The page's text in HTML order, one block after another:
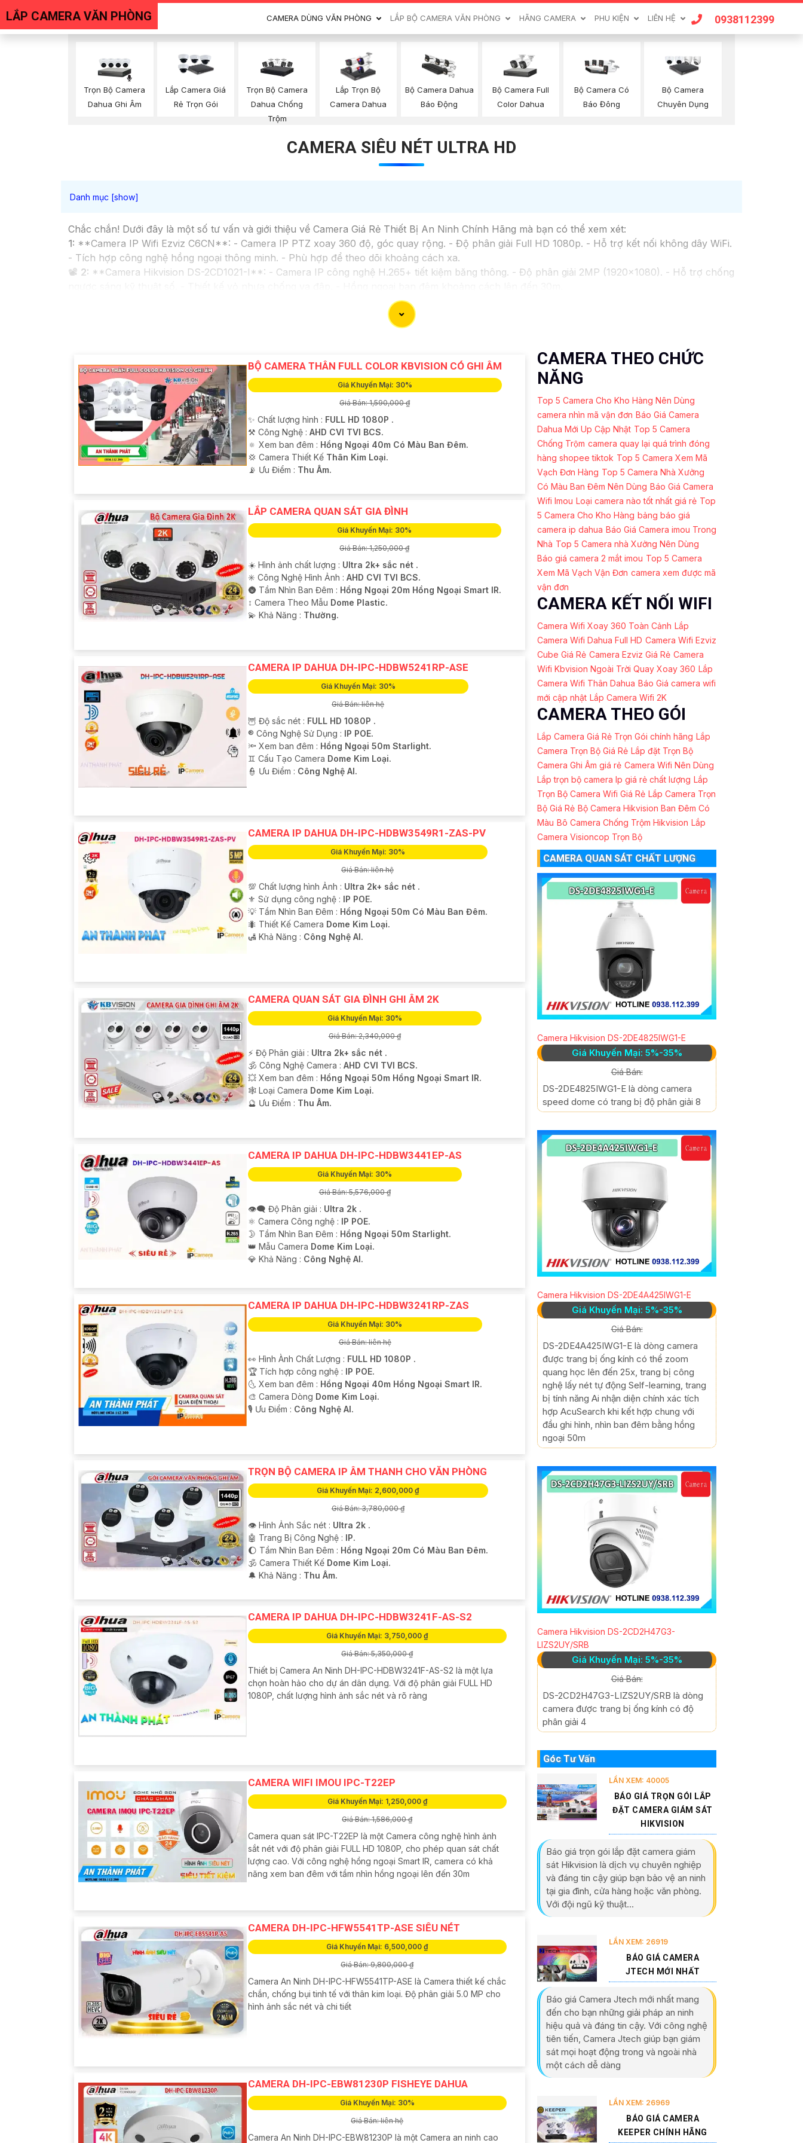
LẮP CAMERA VĂN PHÒNG CAMERA DÙNG VĂN PHÒNG LẮP BỘ CAMERA VĂN PHÒNG HÃNG CAMERA PHU KIỆN LIÊN HỆ 0938112399
Trọn Bộ Camera
Dahua Ghi Âm
Lắp Camera Giá
Rẻ Trọn Gói
Trọn Bộ Camera
Dahua Chống
Trộm
Lắp Trọn Bộ
Camera Dahua
Bộ Camera Dahua
Báo Động
Bộ Camera Full
Color Dahua
Bộ Camera Có
Báo Đông
Bộ Camera
Chuyên Dụng
CAMERA SIÊU NÉT ULTRA HD
Chắc chắn! Dưới đây là một số tư vấn và giới thiệu về Camera Giá Rẻ Thiết Bị An Ninh Chính Hãng mà bạn có thể xem xét:
1: **Camera IP Wifi Ezviz C6CN**: - Camera IP PTZ xoay 360 độ, góc quay rộng. - Độ phân giải Full HD 1080p. - Hỗ trợ kết nối không dây WiFi.
- Tích hợp công nghệ hồng ngoại thông minh. - Phù hợp để theo dõi khoảng cách xa.
📽 2: **Camera Hikvision DS-2CD1021-I**: - Camera IP công nghệ H.265+ tiết kiệm băng thông. - Độ phân giải 2MP (1920x1080). - Hỗ trợ chống
**Camera Dahua HDCVI HAC-HFW1200T**: - Camera HDCVI 2MP hỗ trợ chất lượng hình ảnh cao. - Lens cố định 3.6mm. - Tầm quan sát
hồng ngoại lên đến 20m. - Chống ngược sáng Digital WDR, cân bằng sáng, chống nhiễu 3D. - Giá phải chăng với chất lượng
Nhớ kiểm tra và lựa chọn sản phẩm phù hợp với nhu cầu sử dụng và không gian lắp đặt của bạn. Bạn có thể tham khảo thêm thông tin chi tiết và
BỘ CAMERA THÂN FULL COLOR KBVISION CÓ GHI ÂM
Giá Khuyến Mại: 30%
Giá Bán: 1,590,000 ₫
✨ Chất lượng hình : FULL HD 1080P .
⚒ Công Nghệ : AHD CVI TVI BCS.
🔅 Xem ban đêm : Hồng Ngoại 40m Có Màu Ban Đêm.
💢 Camera Thiết Kế Thân Kim Loại.
️📡 Ưu Điểm : Thu Âm.
LẮP CAMERA QUAN SÁT GIA ĐÌNH
Giá Khuyến Mại: 30%
Giá Bán: 1,250,000 ₫
☀️ Hình ảnh chất lượng : Ultra 2k+ sắc nét .
✳️ Công Nghệ Hình Ảnh : AHD CVI TVI BCS.
🌚 Tầm Nhìn Ban Đêm : Hồng Ngoại 20m Hồng Ngoại Smart IR.
↕️ Camera Theo Mẫu Dome Plastic.
️💫 Khả Năng : Thường.
CAMERA IP DAHUA DH-IPC-HDBW5241RP-ASE
Giá Khuyến Mại: 30%
Giá Bán: liên hệ
🦉 Độ sắc nét : FULL HD 1080P .
®️ Công Nghệ Sử Dụng : IP POE.
🔦 Xem ban đêm : Hồng Ngoại 50m Starlight.
♊ Cấu Tạo Camera Dome Kim Loại.
️👮 Ưu Điểm : Công Nghệ AI.
CAMERA IP DAHUA DH-IPC-HDBW3549R1-ZAS-PV
Giá Khuyến Mại: 30%
Giá Bán: liên hệ
💯 Chất lượng hình Ảnh : Ultra 2k+ sắc nét .
⚜️ Sử dụng công nghệ : IP POE.
💡 Tầm Nhìn Ban Đêm : Hồng Ngoại 50m Có Màu Ban Đêm.
🐜 Thiết Kế Camera Dome Kim Loại.
️🛃 Khả Năng : Công Nghệ AI.
CAMERA QUAN SÁT GIA ĐÌNH GHI ÂM 2K
Giá Khuyến Mại: 30%
Giá Bán: 2,340,000 ₫
️⚡ Độ Phân giải : Ultra 2k+ sắc nét .
🕉️ Công Nghệ Camera : AHD CVI TVI BCS.
💥 Xem ban đêm : Hồng Ngoại 50m Hồng Ngoại Smart IR.
🕸️ Loại Camera Dome Kim Loại.
️🔮 Ưu Điểm : Thu Âm.
CAMERA IP DAHUA DH-IPC-HDBW3441EP-AS
Giá Khuyến Mại: 30%
Giá Bán: 5,576,000 ₫
👁️‍🗨 Độ Phân giải : Ultra 2k .
⚛️ Camera Công nghệ : IP POE.
🌛 Tầm Nhìn Ban Đêm : Hồng Ngoại 50m Starlight.
👑 Mẫu Camera Dome Kim Loại.
️💎 Khả Năng : Công Nghệ AI.
CAMERA IP DAHUA DH-IPC-HDBW3241RP-ZAS
Giá Khuyến Mại: 30%
Giá Bán: liên hệ
️
👀 Hình Ành Chất Lượng : FULL HD 1080P .
🏆 Tích hợp công nghệ : IP POE.
🌜 Xem ban đêm : Hồng Ngoại 40m Hồng Ngoại Smart IR.
🎨 Camera Dòng Dome Kim Loại.
️🎙 Ưu Điểm : Công Nghệ AI.
TRỌN BỘ CAMERA IP ÂM THANH CHO VĂN PHÒNG
Giá Khuyến Mại: 2,600,000 ₫
Giá Bán: 3,780,000 ₫
👁 Hình Ảnh Sắc nét : Ultra 2k .
🤖️ Trang Bị Công Nghệ : IP.
🌔 Tầm Nhìn Ban Đêm : Hồng Ngoại 20m Có Màu Ban Đêm.
🕉️ Camera Thiết Kế Dome Kim Loại.
️🔔 Khả Năng : Thu Âm.
CAMERA IP DAHUA DH-IPC-HDBW3241F-AS-S2
Giá Khuyến Mại: 3,750,000 ₫
Giá Bán: 5,350,000 ₫
Thiết bị Camera An Ninh DH-IPC-HDBW3241F-AS-S2 là một lựa
chọn hoàn hảo cho dự án dân dụng. Với độ phân giải FULL HD
1080P, chất lượng hình ảnh sắc nét và rõ ràng
CAMERA WIFI IMOU IPC-T22EP
Giá Khuyến Mại: 1,250,000 ₫
Giá Bán: 1,586,000 ₫
Camera quan sát IPC-T22EP là một Camera công nghệ hình ảnh
sắt nét với độ phân giải FULL HD 1080P, cho phép quan sát chất
lượng cao. Với công nghệ hồng ngoại Smart IR, camera có khả
năng xem ban đêm với tầm nhìn hồng ngoại lên đến 30m
CAMERA DH-IPC-HFW5541TP-ASE SIÊU NÉT
Giá Khuyến Mại: 6,500,000 ₫
Giá Bán: 9,800,000 ₫
Camera An Ninh DH-IPC-HFW5541TP-ASE là Camera thiết kế chắc
chắn, chống bụi tinh tế với thân kim loại. Độ phân giải 5.0 MP cho
hình ảnh sắc nét và chi tiết
CAMERA DH-IPC-EBW81230P FISHEYE DAHUA
Giá Khuyến Mại: 30%
Giá Bán: liên hệ
Camera An Ninh DH-IPC-EBW81230P là một Camera an ninh cao
CAMERA THEO CHỨC
NĂNG
Top 5 Camera Cho Kho Hàng Nên Dùng
camera nhìn mã vận đơn Báo Giá Camera
Dahua Mới Up Cập Nhật Top 5 Camera
Chống Trộm camera quay lại quá trình đóng
hàng shopee tiktok Top 5 Camera Xem Mã
Vạch Đơn Hàng Top 5 Camera Nhà Xưởng
Có Màu Ban Đêm Nên Dùng Báo Giá Camera
Wifi Imou Loại camera nào tốt nhất giá rẻ Top
5 Camera Cho Kho Hàng bảng báo giá
camera ip dahua Báo Giá Camera imou Trong
Nhà Top 5 Camera nhà Xưởng Nên Dùng
Báo giá camera 2 mắt imou Top 5 Camera
Xem Mã Vạch Vận Đơn camera xem được mã
vận đơn
CAMERA KẾT NỐI WIFI
Camera Wifi Xoay 360 Toàn Cảnh Lắp
Camera Wifi Dahua Full HD Camera Wifi Ezviz
Cube Giá Rẻ Camera Ezviz Giá Rẻ Camera
Wifi Kbvision Ngoài Trời Quay Xoay 360 Lắp
Camera Wifi Thân Dahua Báo Giá camera wifi
mới cập nhật Lắp Camera Wifi 2K
CAMERA THEO GÓI
Lắp Camera Giá Rẻ Trọn Gói chính hãng Lắp
Camera Trọn Bộ Giá Rẻ Lắp đặt Trọn Bộ
Camera Ghi Âm giá rẻ Camera Wifi Nên Dùng
Lắp trọn bộ camera Ip giá rẻ chất lượng Lắp
Trọn Bộ Camera Wifi Giá Rẻ Lắp Camera Trọn
Bộ Giá Rẻ Bộ Camera Hikvision Ban Đêm Có
Màu Bô Camera Chống Trộm Hikvision Lắp
Camera Visioncop Trọn Bộ
CAMERA QUAN SÁT CHẤT LƯỢNG
Camera Hikvision DS-2DE4825IWG1-E
Giá Khuyến Mại: 5%-35%
Giá Bán:
DS-2DE4825IWG1-E là dòng camera
speed dome có trang bị độ phân giải 8
Camera Hikvision DS-2DE4A425IWG1-E
Giá Khuyến Mại: 5%-35%
Giá Bán:
DS-2DE4A425IWG1-E là dòng camera
được trang bị ống kính có thể zoom
quang học lên đến 25x, trang bị công
nghệ lấy nét tự động Self-learning, trang
bị tính năng Ai nhận diện chính xác tích
hợp AcuSearch khi kết hợp chung với
đầu ghi hình, nhìn ban đêm bằng hồng
ngoại 50m
Camera Hikvision DS-2CD2H47G3-
LIZS2UY/SRB
Giá Khuyến Mại: 5%-35%
Giá Bán:
DS-2CD2H47G3-LIZS2UY/SRB là dòng
camera được trang bị ống kính có độ
phân giải 4
Góc Tư Vấn
LẦN XEM: 40005
BÁO GIÁ TRỌN GÓI LẮP
ĐẶT CAMERA GIÁM SÁT
HIKVISION
Báo giá trọn gói lắp đặt camera giám
sát Hikvision là dịch vụ chuyên nghiệp
và đáng tin cậy giúp bạn bảo vệ an ninh
tại gia đình, cửa hàng hoặc văn phòng.
Với đội ngũ kỹ thuật...
LẦN XEM: 26919
BÁO GIÁ CAMERA
JTECH MỚI NHẤT
Báo giá Camera Jtech mới nhất mang
đến cho bạn những giải pháp an ninh
hiệu quả và đáng tin cậy. Với công nghệ
tiên tiến, Camera Jtech giúp bạn giám
sát mọi hoạt động trong và ngoài nhà
một cách dễ dàng
LẦN XEM: 26969
BÁO GIÁ CAMERA
KEEPER CHÍNH HÃNG